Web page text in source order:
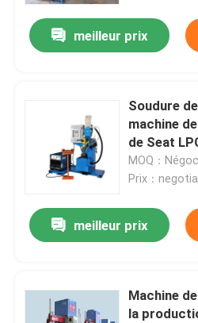
meilleur prix
Soudure
machine
de Seat
MOQ：
Prix：
meilleur prix
Machine
la